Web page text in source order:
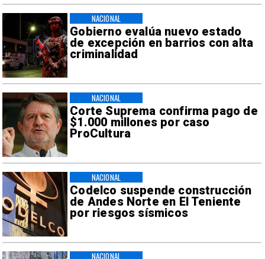
Gobierno evalúa nuevo estado
de excepción en barrios con alta
criminalidad
NACIONAL
Corte Suprema confirma pago de
$1.000 millones por caso
ProCultura
NACIONAL
Codelco suspende construcción
de Andes Norte en El Teniente
por riesgos sísmicos
NACIONAL
NACIONAL